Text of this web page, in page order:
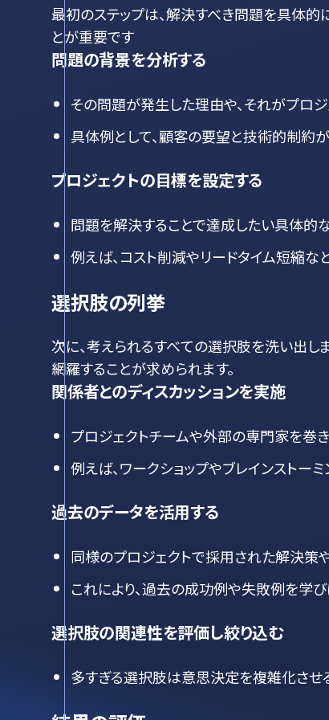
最初のステップは、解決すべき問題を具体的
とが重要です
問題の背景を分析する
その問題が発生した理由や、それがプロ
具体例として、顧客の要望と技術的制約
プロジェクトの目標を設定する
問題を解決することで達成したい具体的
例えば、コスト削減やリードタイム短縮な
選択肢の列挙
次に、考えられるすべての選択肢を洗い出し
網羅することが求められます。
関係者とのディスカッションを実施
プロジェクトチームや外部の専門家を巻
例えば、ワークショップやブレインストー
過去のデータを活用する
同様のプロジェクトで採用された解決策
これにより、過去の成功例や失敗例を学び
選択肢の関連性を評価し絞り込む
多すぎる選択肢は意思決定を複雑化させ